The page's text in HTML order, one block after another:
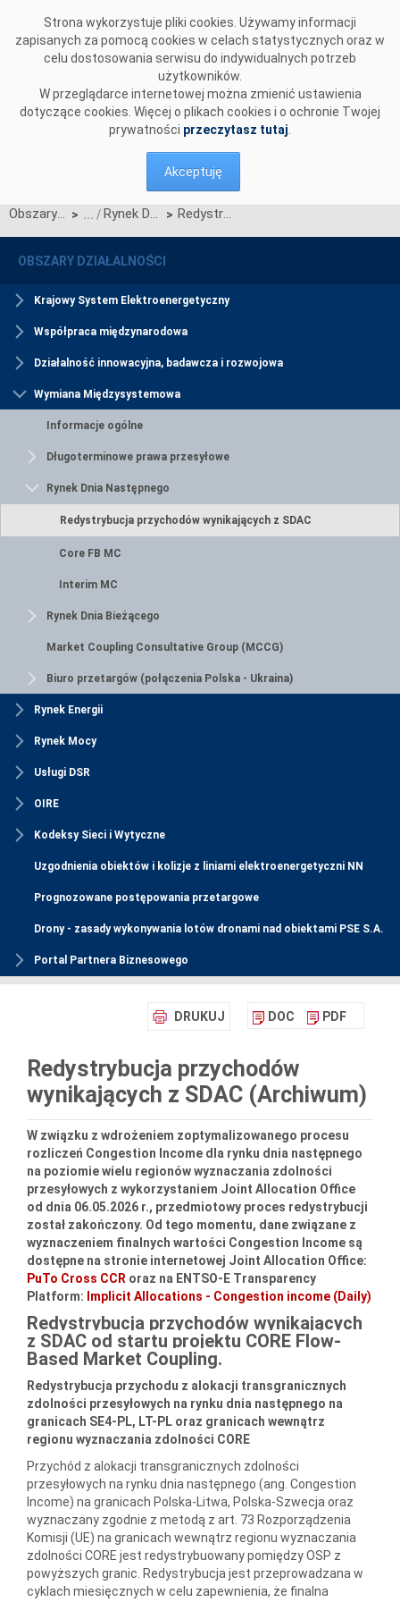
Strona wykorzystuje pliki cookies. Używamy informacji
zapisanych za pomocą cookies w celach statystycznych oraz w
celu dostosowania serwisu do indywidualnych potrzeb
użytkowników.
W przeglądarce internetowej można zmienić ustawienia
dotyczące cookies. Więcej o plikach cookies i o ochronie Twojej
prywatności przeczytasz tutaj
Akceptuję
Obszary działalności > Rynek Dnia Następnego > Redystrybucja przychodów wynikających z SDAC
OBSZARY DZIAŁALNOŚCI
Krajowy System Elektroenergetyczny
Współpraca międzynarodowa
Działalność innowacyjna, badawcza i rozwojowa
Wymiana Międzysystemowa
Informacje ogólne
Długoterminowe prawa przesyłowe
Rynek Dnia Następnego
Redystrybucja przychodów wynikających z SDAC
Core FB MC
Interim MC
Rynek Dnia Bieżącego
Market Coupling Consultative Group (MCCG)
Biuro przetargów (połączenia Polska - Ukraina)
Rynek Energii
Rynek Mocy
Usługi DSR
OIRE
Kodeksy Sieci i Wytyczne
Uzgodnienia obiektów i kolizje z liniami elektroenergetyczni NN
Prognozowane postępowania przetargowe
Drony - zasady wykonywania lotów dronami nad obiektami PSE S.A.
Portal Partnera Biznesowego
DRUKUJ DOC PDF
Redystrybucja przychodów
wynikających z SDAC (Archiwum)
W związku z wdrożeniem zoptymalizowanego procesu
rozliczeń Congestion Income dla rynku dnia następnego
na poziomie wielu regionów wyznaczania zdolności
przesyłowych z wykorzystaniem Joint Allocation Office
od dnia 06.05.2026 r., przedmiotowy proces redystrybucji
został zakończony. Od tego momentu, dane związane z
wyznaczeniem finalnych wartości Congestion Income są
dostępne na stronie internetowej Joint Allocation Office:
PuTo Cross CCR oraz na ENTSO-E Transparency
Platform: Implicit Allocations - Congestion income (Daily)
Redystrybucja przychodów wynikających
z SDAC od startu projektu CORE Flow-
Based Market Coupling.
Redystrybucja przychodu z alokacji transgranicznych
zdolności przesyłowych na rynku dnia następnego na
granicach SE4-PL, LT-PL oraz granicach wewnątrz
regionu wyznaczania zdolności CORE
Przychód z alokacji transgranicznych zdolności
przesyłowych na rynku dnia następnego (ang. Congestion
Income) na granicach Polska-Litwa, Polska-Szwecja oraz
wyznaczany zgodnie z metodą z art. 73 Rozporządzenia
Komisji (UE) na granicach wewnątrz regionu wyznaczania
zdolności CORE jest redystrybuowany pomiędzy OSP z
powyższych granic. Redystrybucja jest przeprowadzana w
cyklach miesięcznych w celu zapewnienia, że finalna